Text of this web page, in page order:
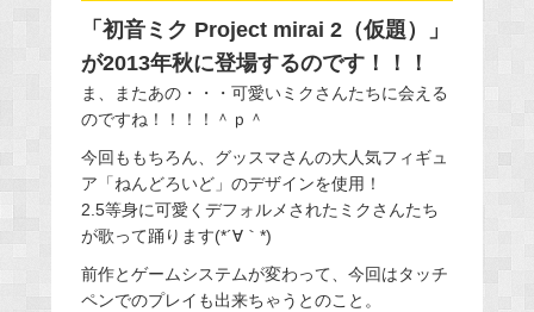
「初音ミク Project mirai 2（仮題）」
が2013年秋に登場するのです！！！
ま、またあの・・・可愛いミクさんたちに会える
のですね！！！！＾ｐ＾
今回ももちろん、グッスマさんの大人気フィギュ
ア「ねんどろいど」のデザインを使用！
2.5等身に可愛くデフォルメされたミクさんたち
が歌って踊ります(*´∀｀*)
前作とゲームシステムが変わって、今回はタッチ
ペンでのプレイも出来ちゃうとのこと。